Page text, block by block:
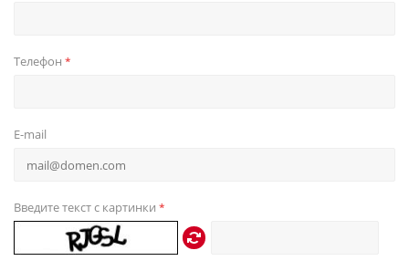
Телефон *
E-mail
Введите текст с картинки *